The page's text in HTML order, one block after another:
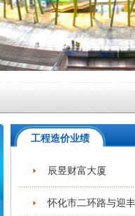
工程造价业绩
辰昱财富大厦
怀化市二环路与迎